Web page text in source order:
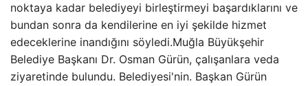
noktaya kadar belediyeyi birleştirmeyi başardıklarını ve
bundan sonra da kendilerine en iyi şekilde hizmet
edeceklerine inandığını söyledi.Muğla Büyükşehir
Belediye Başkanı Dr. Osman Gürün, çalışanlara veda
ziyaretinde bulundu. Belediyesi'nin. Başkan Gürün